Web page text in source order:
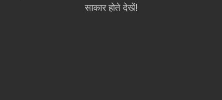
साकार होते देखें!